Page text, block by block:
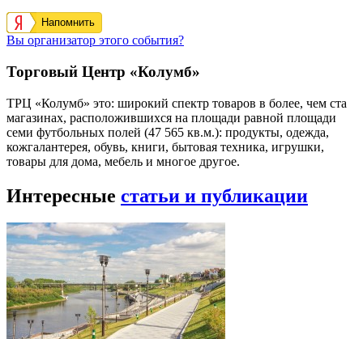
Напомнить
Вы организатор этого события?
Торговый Центр «Колумб»
ТРЦ «Колумб» это: широкий спектр товаров в более, чем ста
магазинах, расположившихся на площади равной площади
семи футбольных полей (47 565 кв.м.): продукты, одежда,
кожгалантерея, обувь, книги, бытовая техника, игрушки,
товары для дома, мебель и многое другое.
Интересные статьи и публикации